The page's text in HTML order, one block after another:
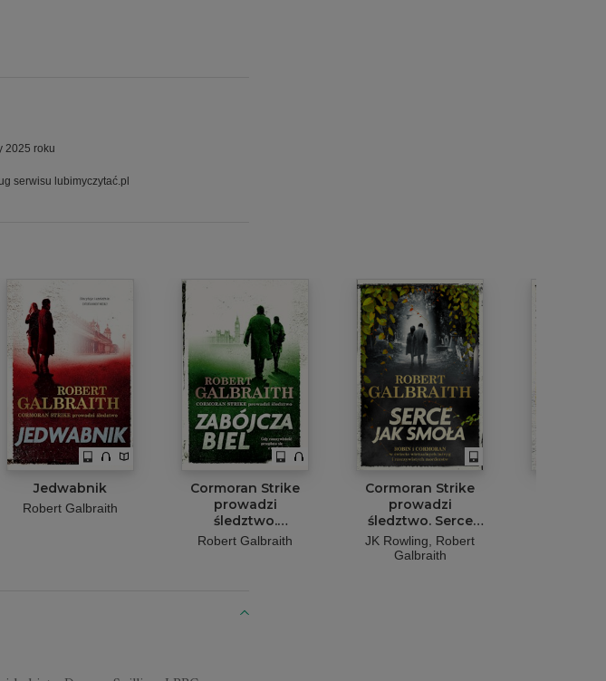
2025 roku
serwisu lubimyczytać.pl
Jedwabnik
Robert Galbraith
Cormoran Strike
prowadzi
śledztwo.
Zabójcza biel
Robert Galbraith
Cormoran Strike
prowadzi
śledztwo. Serce
jak smoła
JK Rowling
Robert
Galbraith